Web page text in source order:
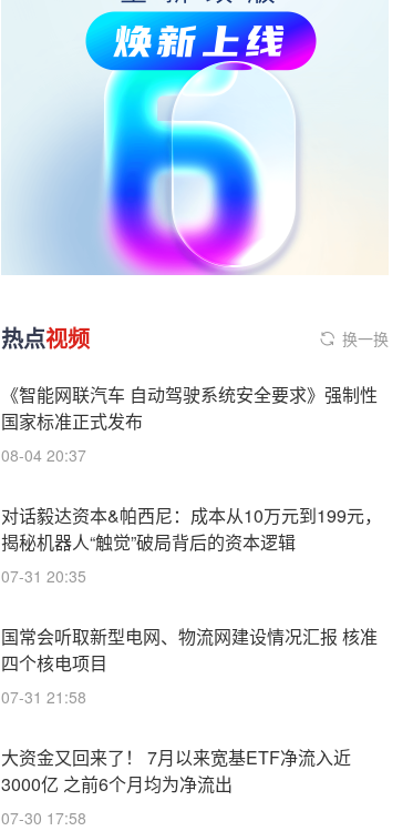
热点视频 换一换
《智能网联汽车 自动驾驶系统安全要求》强制性
国家标准正式发布
08-04 20:37
对话毅达资本&帕西尼：成本从10万元到199元，
揭秘机器人“触觉”破局背后的资本逻辑
07-31 20:35
国常会听取新型电网、物流网建设情况汇报 核准
四个核电项目
07-31 21:58
大资金又回来了！ 7月以来宽基ETF净流入近
3000亿 之前6个月均为净流出
07-30 17:58